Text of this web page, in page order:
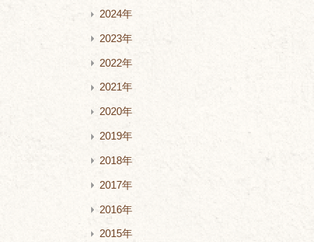
2024年
2023年
2022年
2021年
2020年
2019年
2018年
2017年
2016年
2015年